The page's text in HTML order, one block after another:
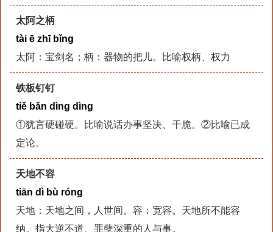
太阿之柄
tài ē zhī bǐng
太阿：宝剑名；柄：器物的把儿。比喻权柄、权力
铁板钉钉
tiě bǎn dìng dìng
①犹言硬碰硬。比喻说话办事坚决、干脆。②比喻已成
定论。
天地不容
tiān dì bù róng
天地：天地之间，人世间。容：宽容。天地所不能容
纳。指大逆不道、罪孽深重的人与事。